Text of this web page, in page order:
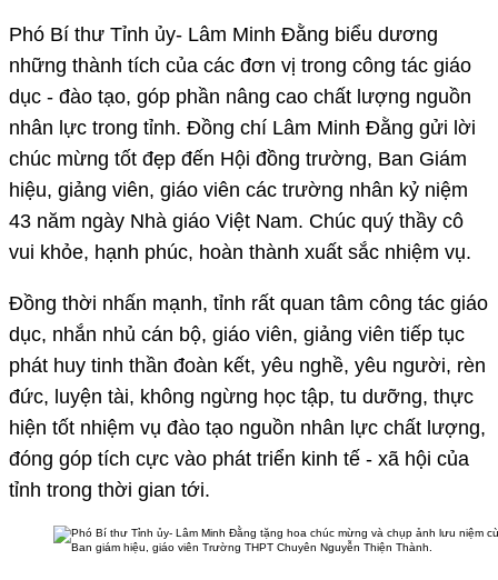
Phó Bí thư Tỉnh ủy- Lâm Minh Đằng biểu dương
những thành tích của các đơn vị trong công tác giáo
dục - đào tạo, góp phần nâng cao chất lượng nguồn
nhân lực trong tỉnh. Đồng chí Lâm Minh Đằng gửi lời
chúc mừng tốt đẹp đến Hội đồng trường, Ban Giám
hiệu, giảng viên, giáo viên các trường nhân kỷ niệm
43 năm ngày Nhà giáo Việt Nam. Chúc quý thầy cô
vui khỏe, hạnh phúc, hoàn thành xuất sắc nhiệm vụ.
Đồng thời nhấn mạnh, tỉnh rất quan tâm công tác giáo
dục, nhắn nhủ cán bộ, giáo viên, giảng viên tiếp tục
phát huy tinh thần đoàn kết, yêu nghề, yêu người, rèn
đức, luyện tài, không ngừng học tập, tu dưỡng, thực
hiện tốt nhiệm vụ đào tạo nguồn nhân lực chất lượng,
đóng góp tích cực vào phát triển kinh tế - xã hội của
tỉnh trong thời gian tới.